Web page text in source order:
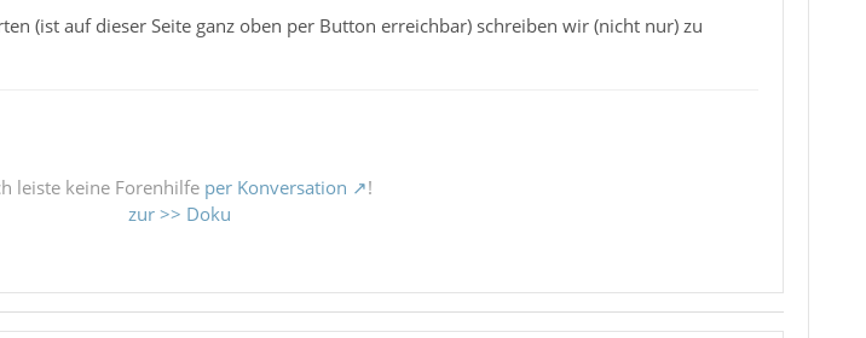
(ist auf dieser Seite ganz oben per Button erreichbar) schreiben wir (nicht nur) zu
leiste keine Forenhilfe per Konversation
!
zur >> Doku